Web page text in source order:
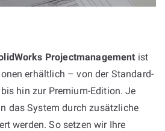
Projectmanagement ist
erhältlich – von der Standard-
hin zur Premium-Edition. Je
das System durch zusätzliche
werden. So setzen wir Ihre